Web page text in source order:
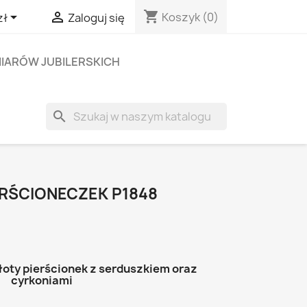
  Zaloguj się shopping_cart Koszyk (0)
JUBILERSKICH
search
P1848
pierścionek z serduszkiem oraz
cyrkoniami